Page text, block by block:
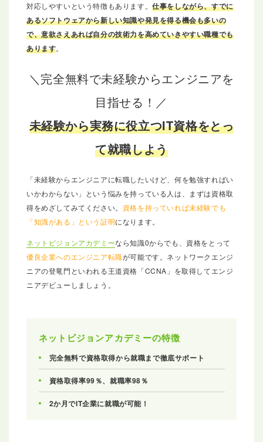
対応しやすいという特徴もあります。仕事をしながら、すでに
あるソフトウェアから新しい知識や発見を得る機会も多いの
で、意欲さえあれば自分の技術力を高めていきやすい職種でも
あります。
＼完全無料で未経験からエンジニアを
目指せる！／
未経験から実務に役立つIT資格をとっ
て就職しよう
「未経験からエンジニアに転職したいけど、何を勉強すればい
いかわからない」という悩みを持っている人は、まずは資格取
得をめざしてみてください。 資格を持っていれば未経験でも
「知識がある」という証明になります。
ネットビジョンアカデミーなら知識0からでも、資格をとって
優良企業へのエンジニア転職が可能です。ネットワークエンジ
ニアの登竜門といわれる王道資格「CCNA」を取得してエンジ
ニアデビューしましょう。
ネットビジョンアカデミーの特徴
完全無料で資格取得から就職まで徹底サポート
資格取得率99％、就職率98％
2か月でIT企業に就職が可能！